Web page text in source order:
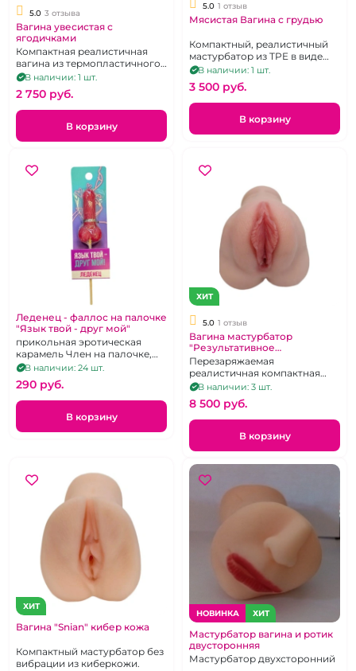
5.0 3 отзыва
Вагина увесистая с
ягодичками
Компактная реалистичная
вагина из термопластичного
эластомера без вибрации.
В наличии: 1 шт.
2 750 pуб.
В корзину
5.0 1 отзыв
Мясистая Вагина с грудью
Компактный, реалистичный
мастурбатор из TPE в виде
женского торса с грудью,
попкой, вагиной и анусом без
вибрации.
В наличии: 1 шт.
3 500 pуб.
В корзину
Леденец - фаллос на палочке
"Язык твой - друг мой"
прикольная эротическая
карамель Член на палочке,
клубничный вкус, 20 г
В наличии: 24 шт.
290 pуб.
В корзину
ХИТ
5.0 1 отзыв
Вагина мастурбатор
"Результативное
знакомство"
Перезаряжаемая
реалистичная компактная
вагина с вибрацией.
В наличии: 3 шт.
8 500 pуб.
В корзину
ХИТ
Вагина "Snian" кибер кожа
Компактный мастурбатор без
вибрации из киберкожи.
НОВИНКА ХИТ
Мастурбатор вагина и ротик
двусторонняя
Мастурбатор двухсторонний